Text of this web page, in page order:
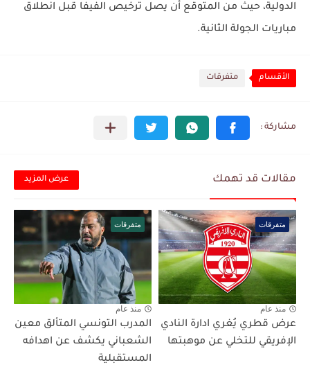
الدولية، حيث من المتوقع أن يصل ترخيص الفيفا قبل انطلاق
مباريات الجولة الثانية.
الأقسام متفرقات
مقالات قد تهمك عرض المزيد
متفرقات
منذ عام
عرض قطري يُغري ادارة النادي
الإفريقي للتخلي عن موهبتها
متفرقات
منذ عام
المدرب التونسي المتألق معين
الشعباني يكشف عن اهدافه
المستقبلية